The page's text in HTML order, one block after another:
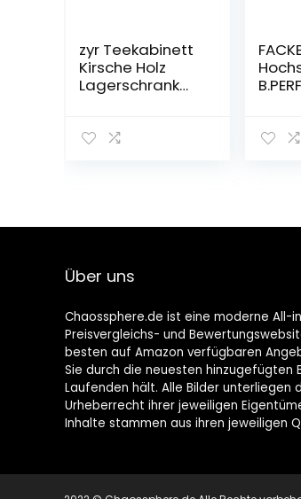
zyr Teekabinett
Kirsche Holz
Lagerschrank
Home
Küche
Kabinett
für
Über uns
Chaossphere.de ist eine moderne All-
Preisvergleichs- und
besten auf Amazon verfügbaren
Sie durch die neuesten hinzugefügten
Laufenden hält. Alle Bilder unterliegen
Urheberrecht ihrer jeweiligen
Inhalte stammen aus ihren jeweiligen